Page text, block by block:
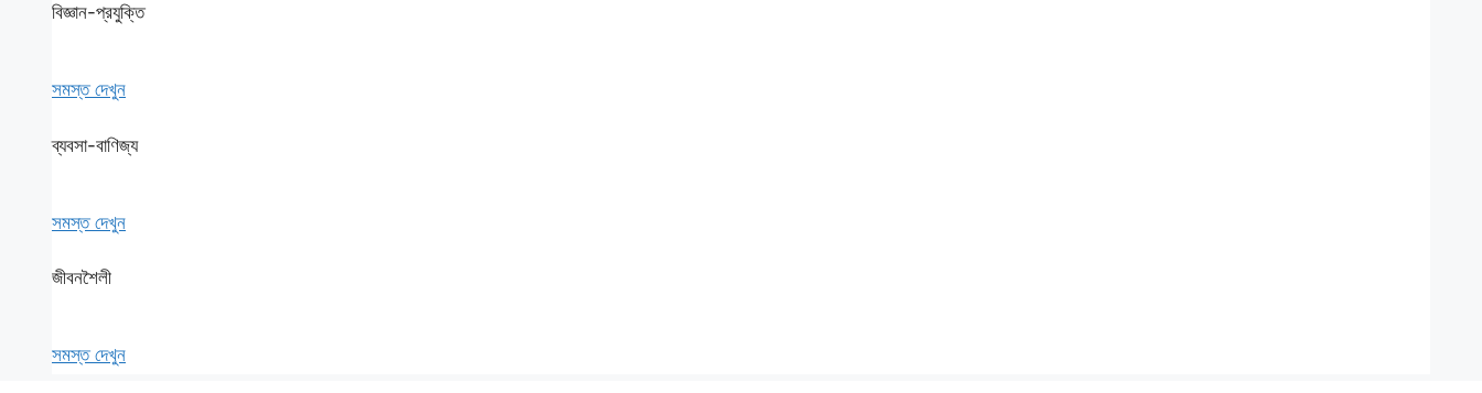
বিজ্ঞান-প্রযুক্তি
সমস্ত দেখুন
ব্যবসা-বাণিজ্য
সমস্ত দেখুন
জীবনশৈলী
সমস্ত দেখুন